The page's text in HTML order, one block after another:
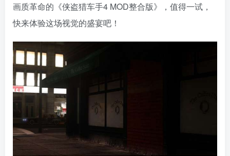
画质革命的《侠盗猎车手4 MOD整合版》，值得一试，
快来体验这场视觉的盛宴吧！